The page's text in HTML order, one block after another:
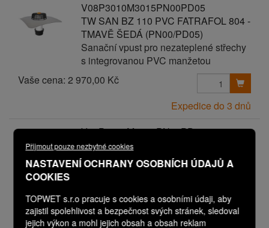
Přijmout pouze nezbytné cookies
NASTAVENÍ OCHRANY OSOBNÍCH ÚDAJŮ A
COOKIES
TOPWET s.r.o pracuje s cookies a osobními údaji, aby
zajistil spolehlivost a bezpečnost svých stránek, sledoval
jejich výkon a mohl jejich obsah a obsah reklam
V08P3010M3015PN00PD05
TW SAN BZ 110 PVC FATRAFOL 804 -
TMAVĚ ŠEDÁ (PN00/PD05)
Sanační vpust pro nezateplené střechy
s integrovanou PVC manžetou
Vaše cena: 2 970,00 Kč
Expedice do 3 dnů
V08P3010M3015PN00PD06
TW SAN BZ 110 PVC FATRAFOL 804 -
TMAVĚ ŠEDÁ (PN00/PD06)
Sanační vpust pro nezateplené střechy
Vaše cena:3 070,00 Kč